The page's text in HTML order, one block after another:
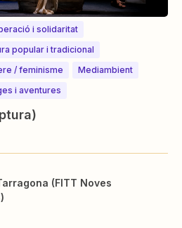
i solidaritat
popular i tradicional
/ feminisme
Mediambient
i aventures
(FITT Noves